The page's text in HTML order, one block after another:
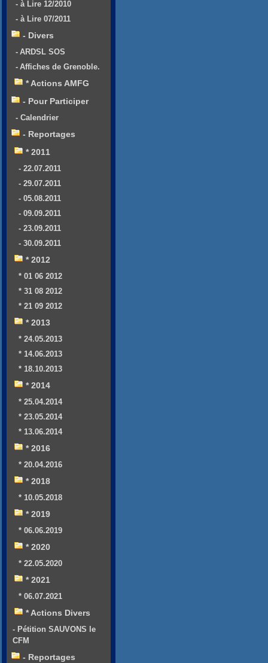
- à Lire 12/2010
- à Lire 07/2011
- Divers
- ARDSL SOS
- Affiches de Grenoble.
* Actions AMFG
- Pour Participer
- Calendrier
- Reportages
* 2011
- 22.07.2011
- 29.07.2011
- 05.08.2011
- 09.09.2011
- 23.09.2011
- 30.09.2011
* 2012
* 01 06 2012
* 31 08 2012
* 21 09 2012
* 2013
* 24.05.2013
* 14.06.2013
* 18.10.2013
* 2014
* 25.04.2014
* 23.05.2014
* 13.06.2014
* 2016
* 20.04.2016
* 2018
* 10.05.2018
* 2019
* 06.06.2019
* 2020
* 22.05.2020
* 2021
* 06.07.2021
* Actions Divers
- Pétition SAUVONS le
CFM
- Reportages